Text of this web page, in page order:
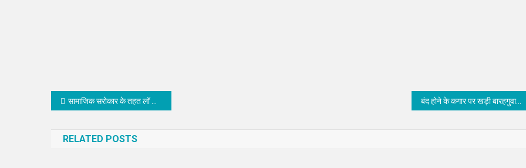
Post
सामाजिक सरोकार के तहत लॉ कॉलेज के विद्यार्थियों ने स्कूली बच्चों को बताया शिक्षा का महत्व बंद होने के कगार पर खड़ी बारहगुवाड बालिका स्कूल की कम्प्यूटर लैब को मिला भामाशाह चन्द्रेश हर्ष का संबल
RELATED POSTS